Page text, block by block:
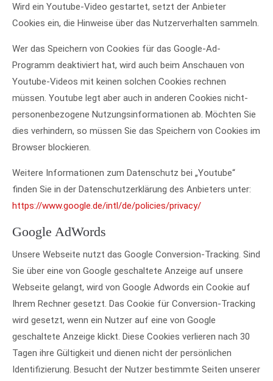
Wird ein Youtube-Video gestartet, setzt der Anbieter
Cookies ein, die Hinweise über das Nutzerverhalten sammeln.
Wer das Speichern von Cookies für das Google-Ad-
Programm deaktiviert hat, wird auch beim Anschauen von
Youtube-Videos mit keinen solchen Cookies rechnen
müssen. Youtube legt aber auch in anderen Cookies nicht-
personenbezogene Nutzungsinformationen ab. Möchten Sie
dies verhindern, so müssen Sie das Speichern von Cookies im
Browser blockieren.
Weitere Informationen zum Datenschutz bei „Youtube“
finden Sie in der Datenschutzerklärung des Anbieters unter:
https://www.google.de/intl/de/policies/privacy/
Google AdWords
Unsere Webseite nutzt das Google Conversion-Tracking. Sind
Sie über eine von Google geschaltete Anzeige auf unsere
Webseite gelangt, wird von Google Adwords ein Cookie auf
Ihrem Rechner gesetzt. Das Cookie für Conversion-Tracking
wird gesetzt, wenn ein Nutzer auf eine von Google
geschaltete Anzeige klickt. Diese Cookies verlieren nach 30
Tagen ihre Gültigkeit und dienen nicht der persönlichen
Identifizierung. Besucht der Nutzer bestimmte Seiten unserer